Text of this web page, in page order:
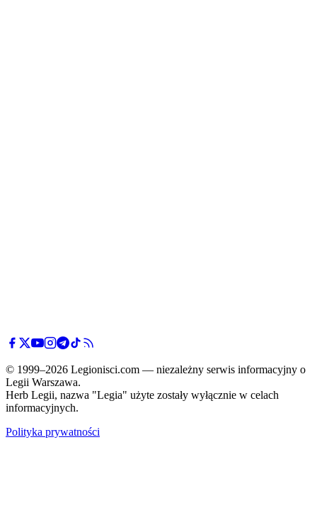
© 1999–2026 Legionisci.com — niezależny serwis informacyjny o
Legii Warszawa.
Herb Legii, nazwa "Legia" użyte zostały wyłącznie w celach
informacyjnych.
Polityka prywatności